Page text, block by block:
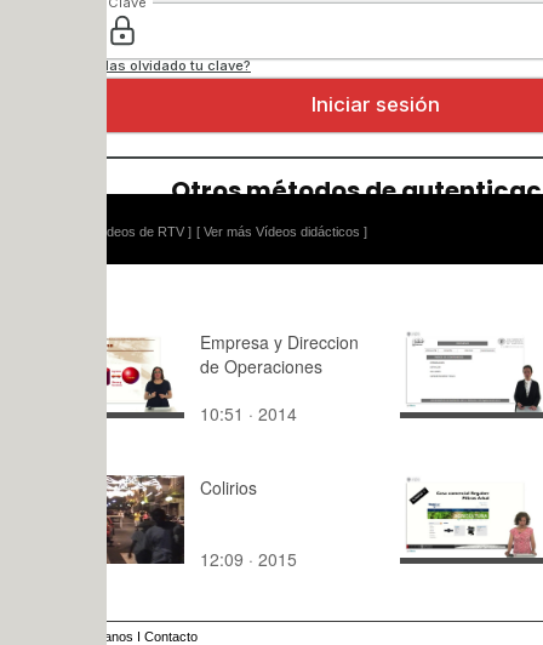
[ Ver más Vídeos didácticos ]
Empresa y Direccion
de Operaciones
10:51 · 2014
Densidad
textiles
6:14 · 2020
Colirios
12:09 · 2015
Filtros de
Ejemplo
fabricante
8:10 · 2017